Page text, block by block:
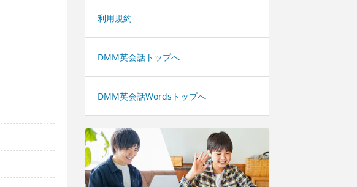
利用規約
DMM英会話トップへ
DMM英会話Wordsトップへ